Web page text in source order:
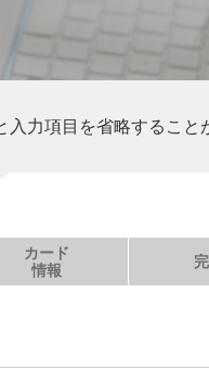
力項目を省略すること
カード
情報